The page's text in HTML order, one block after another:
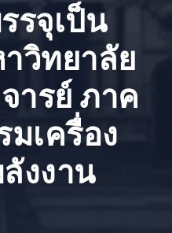
รจุเป็น
วิทยาลัย
ารย์ ภาค
เครื่อง
งงาน